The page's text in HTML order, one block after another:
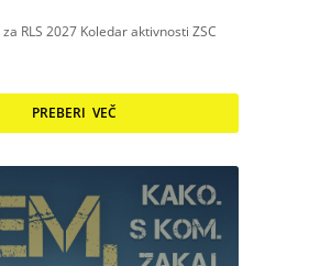
RLS 2027 Koledar aktivnosti ZSC
PREBERI VEČ